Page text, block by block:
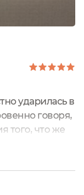
ударилась в
говоря,
того, что же
на
была в